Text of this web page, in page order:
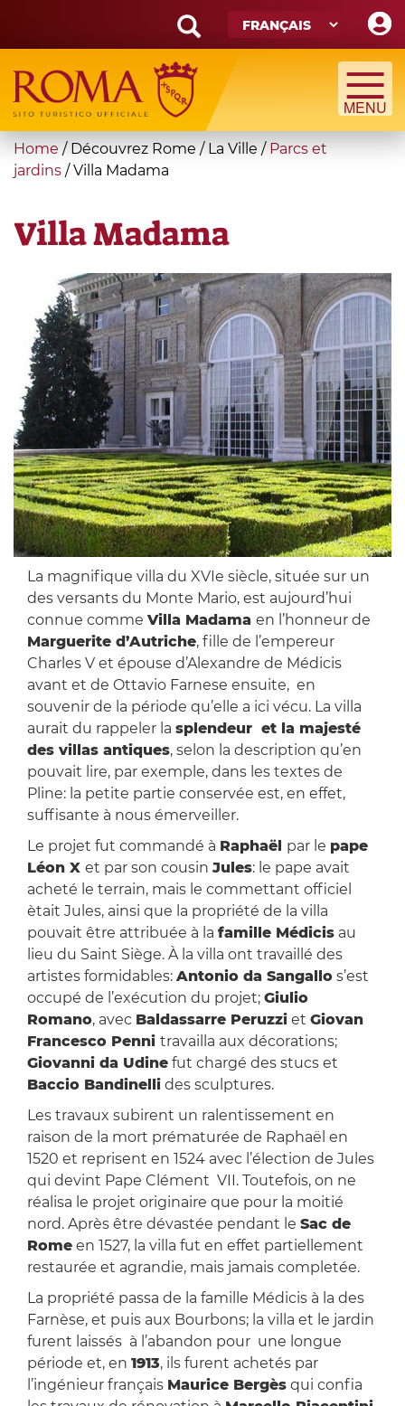
main
content
Search
form
Recherche
You
are
Home / Découvrez Rome / La Ville / Parcs et
jardins /Villa Madama
Villa Madama
La magnifique villa du XVIe siècle, située sur un
des versants du Monte Mario, est aujourd’hui
connue comme Villa Madama en l’honneur de
Marguerite d’Autriche, fille de l’empereur
Charles V et épouse d’Alexandre de Médicis
avant et de Ottavio Farnese ensuite, en
souvenir de la période qu’elle a ici vécu. La villa
aurait du rappeler la splendeur et la majesté
des villas antiques, selon la description qu’en
pouvait lire, par exemple, dans les textes de
Pline: la petite partie conservée est, en effet,
suffisante à nous émerveiller.
Le projet fut commandé à Raphaël par le pape
Léon X et par son cousin Jules: le pape avait
acheté le terrain, mais le commettant officiel
ètait Jules, ainsi que la propriété de la villa
pouvait être attribuée à la famille Médicisau
lieu du Saint Siège. À la villa ont travaillé des
artistes formidables: Antonio da Sangallos’est
occupé de l’exécution du projet; Giulio
Romano, avec Baldassarre Peruzziet Giovan
Francesco Penni travailla aux décorations;
Giovanni da Udinefut chargé des stucs et
Baccio Bandinellides sculptures.
Les travaux subirent un ralentissement en
raison de la mort prématurée de Raphaël en
1520 et reprisent en 1524 avec l’élection de Jules
qui devint Pape Clément VII. Toutefois, on ne
réalisa le projet originaire que pour la moitié
nord. Après être dévastée pendant le Sac de
Romeen 1527, la villa fut en effet partiellement
restaurée et agrandie, mais jamais completée.
La propriété passa de la famille Médicis à la des
Farnèse, et puis aux Bourbons; la villa et le jardin
furent laissés à l’abandon pour une longue
période et, en 1913, ils furent achetés par
l’ingénieur français Maurice Bergèsqui confia